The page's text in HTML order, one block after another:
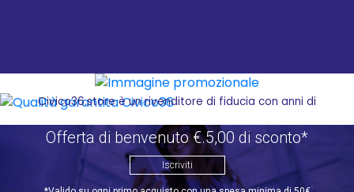
caratterizzati dallo stile distintivo e dalla qualità
superiore che contraddistinguono il marchio.
Civico36.store è un rivenditore di fiducia con anni di
affidabile, garantendo ai clienti un'esperienza di
acquisto online senza stress. Il vasto magazzino di
Civico36 e la sua esposizione permettono di offrire
una grande varietà di prodotti KAPPA, per
Offerta di benvenuto €.5,00 di sconto*
Iscriviti